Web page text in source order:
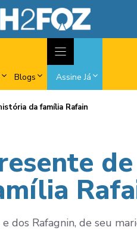
Blogs Assine Já
da família Rafain
dos Rafagnin, de seu